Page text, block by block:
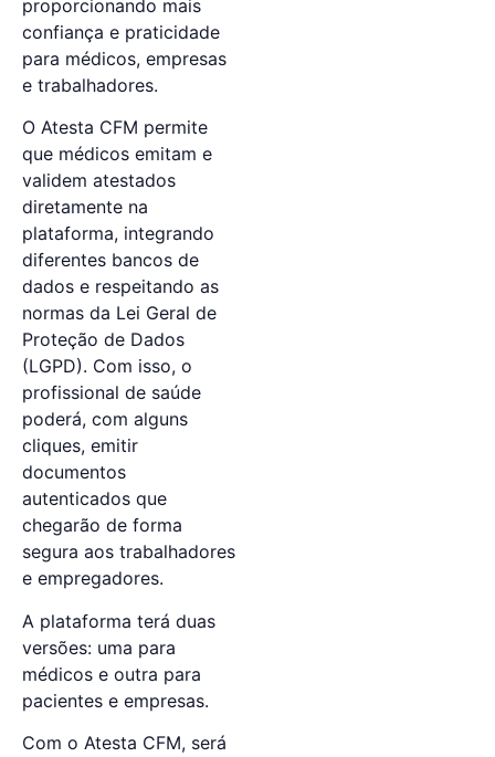
proporcionando mais
confiança e praticidade
para médicos, empresas
e trabalhadores.
O Atesta CFM permite
que médicos emitam e
validem atestados
diretamente na
plataforma, integrando
diferentes bancos de
dados e respeitando as
normas da Lei Geral de
Proteção de Dados
(LGPD). Com isso, o
profissional de saúde
poderá, com alguns
cliques, emitir
documentos
autenticados que
chegarão de forma
segura aos trabalhadores
e empregadores.
A plataforma terá duas
versões: uma para
médicos e outra para
pacientes e empresas.
Com o Atesta CFM, será